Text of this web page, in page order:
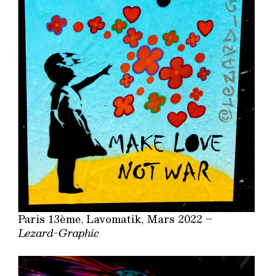
Paris 13ème, Lavomatik, Mars 2022 –
Lezard-Graphic